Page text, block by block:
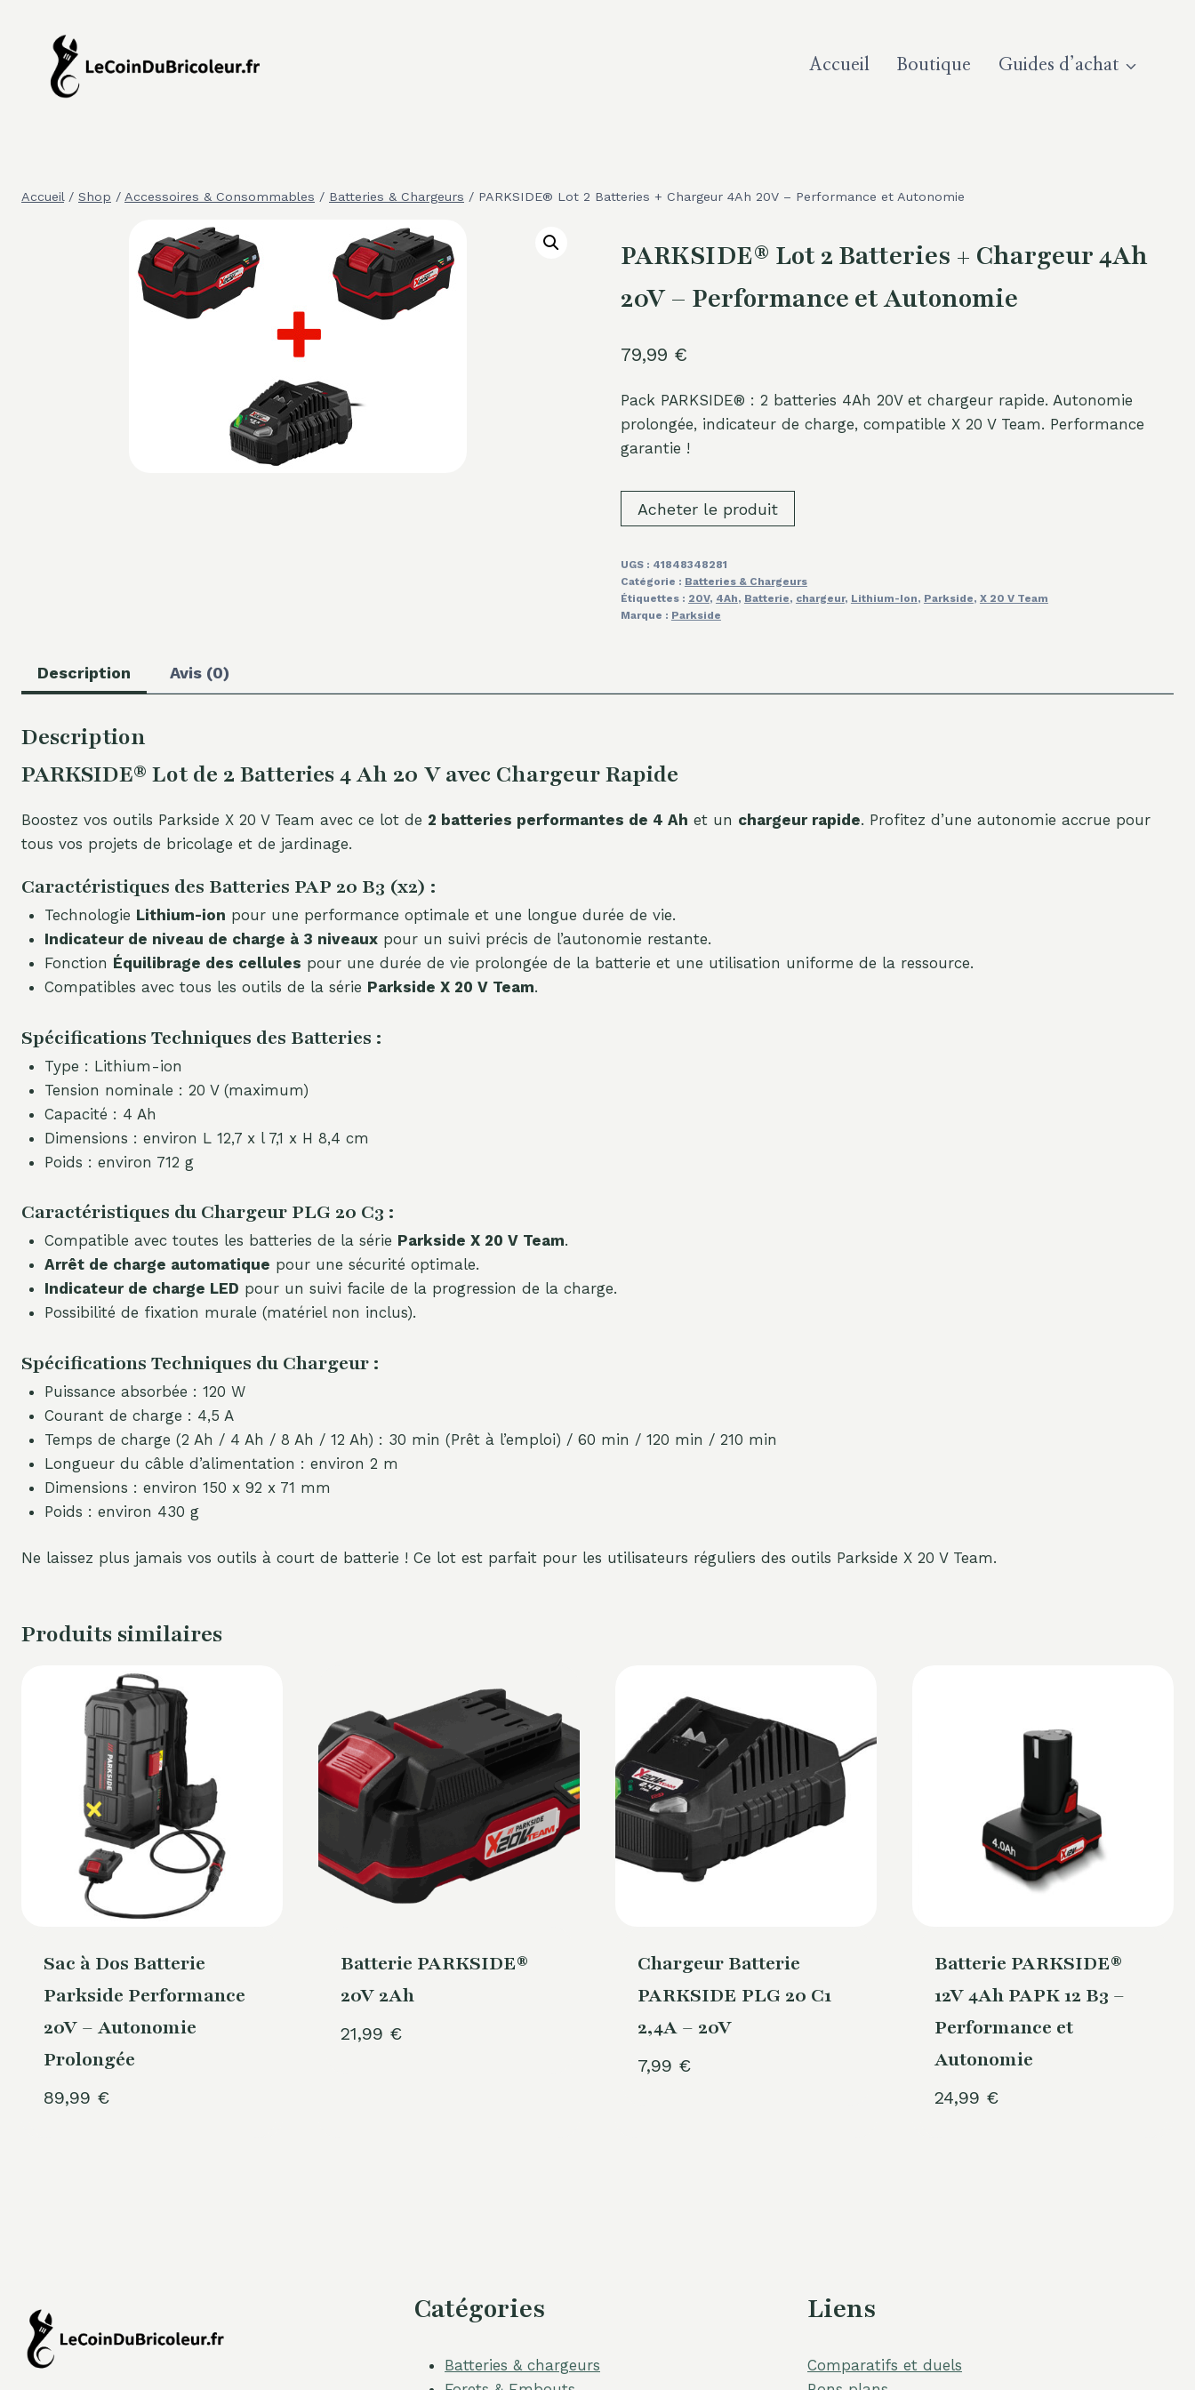
contenu
Accueil Boutique Guides d’achat
Accueil / Shop / Accessoires & Consommables / Batteries & Chargeurs / PARKSIDE® Lot 2 Batteries + Chargeur 4Ah 20V – Performance et Autonomie
PARKSIDE® Lot 2 Batteries + Chargeur 4Ah
20V – Performance et Autonomie
79,99 €
Pack PARKSIDE® : 2 batteries 4Ah 20V et chargeur rapide. Autonomie
prolongée, indicateur de charge, compatible X 20 V Team. Performance
garantie !
Acheter le produit
UGS : 41848348281
Catégorie : Batteries & Chargeurs
Étiquettes : 20V, 4Ah, Batterie, chargeur, Lithium-Ion, Parkside, X 20 V Team
Marque : Parkside
Description Avis (0)
Description
PARKSIDE® Lot de 2 Batteries 4 Ah 20 V avec Chargeur Rapide
Boostez vos outils Parkside X 20 V Team avec ce lot de 2 batteries performantes de 4 Ah et un chargeur rapide. Profitez d’une autonomie accrue pour
tous vos projets de bricolage et de jardinage.
Caractéristiques des Batteries PAP 20 B3 (x2) :
Technologie Lithium-ion pour une performance optimale et une longue durée de vie.
Indicateur de niveau de charge à 3 niveauxpour un suivi précis de l’autonomie restante.
Fonction Équilibrage des cellules pour une durée de vie prolongée de la batterie et une utilisation uniforme de la ressource.
Compatibles avec tous les outils de la série Parkside X 20 V Team.
Spécifications Techniques des Batteries :
Type : Lithium-ion
Tension nominale : 20 V (maximum)
Capacité : 4 Ah
Dimensions : environ L 12,7 x l 7,1 x H 8,4 cm
Poids : environ 712 g
Caractéristiques du Chargeur PLG 20 C3 :
Compatible avec toutes les batteries de la série Parkside X 20 V Team.
Arrêt de charge automatique pour une sécurité optimale.
Indicateur de charge LED pour un suivi facile de la progression de la charge.
Possibilité de fixation murale (matériel non inclus).
Spécifications Techniques du Chargeur :
Puissance absorbée : 120 W
Courant de charge : 4,5 A
Temps de charge (2 Ah / 4 Ah / 8 Ah / 12 Ah) : 30 min (Prêt à l’emploi) / 60 min / 120 min / 210 min
Longueur du câble d’alimentation : environ 2 m
Dimensions : environ 150 x 92 x 71 mm
Poids : environ 430 g
Ne laissez plus jamais vos outils à court de batterie ! Ce lot est parfait pour les utilisateurs réguliers des outils Parkside X 20 V Team.
Produits similaires
Sac à Dos Batterie
Parkside Performance
20V – Autonomie
Prolongée
89,99 €
Batterie PARKSIDE®
20V 2Ah
21,99 €
Chargeur Batterie
PARKSIDE PLG 20 C1
2,4A – 20V
7,99 €
Batterie PARKSIDE®
12V 4Ah PAPK 12 B3 –
Performance et
Autonomie
24,99 €
Catégories
Batteries & chargeurs
Liens
Comparatifs et duels